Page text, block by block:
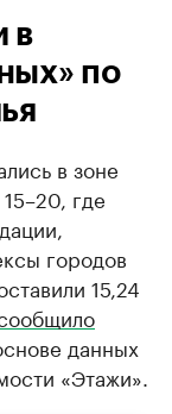
в
по
в зоне
где
городов
15,24
данных
«Этажи».